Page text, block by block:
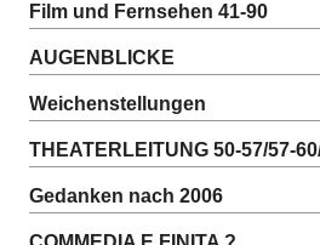
Film und Fernsehen 41-90
AUGENBLICKE
Weichenstellungen
THEATERLEITUNG 50-57/57-
Gedanken nach 2006